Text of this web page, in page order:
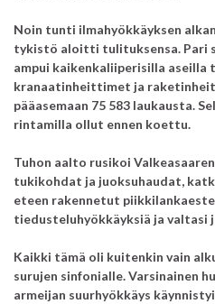
Noin tunti ilmahyökkäyksen
tykistö aloitti tulituksensa. Pari
ampui kaikenkaliiperisilla
kranaatinheittimet ja
pääasemaan 75 583 laukausta.
rintamilla ollut ennen koettu.
Tuhon aalto rusikoi
tukikohdat ja juoksuhaudat,
eteen rakennetut
tiedusteluhyökkäyksiä ja
Kaikki tämä oli kuitenkin vain
surujen sinfonialle. Varsinainen
armeijan suurhyökkäys